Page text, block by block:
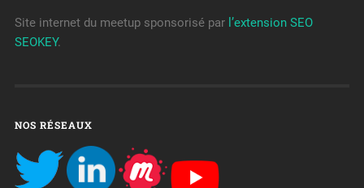
Site internet du meetup sponsorisé par l’extension SEO
SEOKEY.
NOS RÉSEAUX